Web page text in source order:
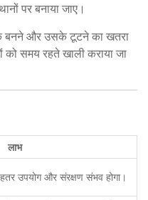
पर बनाया जाए।
बनने और उसके टूटने का खतरा
को समय रहते खाली कराया जा
लाभ
उपयोग और संरक्षण संभव होगा।